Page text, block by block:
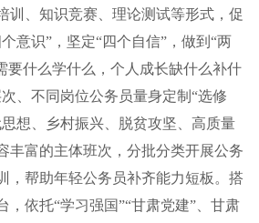
训、知识竞赛、理论测试等形式，促
意识”，坚定“四个自信”，做到“两
要什么学什么，个人成长缺什么补什
、不同岗位公务员量身定制“选修
想、乡村振兴、脱贫攻坚、高质量
丰富的主体班次，分批分类开展公务
，帮助年轻公务员补齐能力短板。搭
，依托“学习强国”“甘肃党建”、甘肃